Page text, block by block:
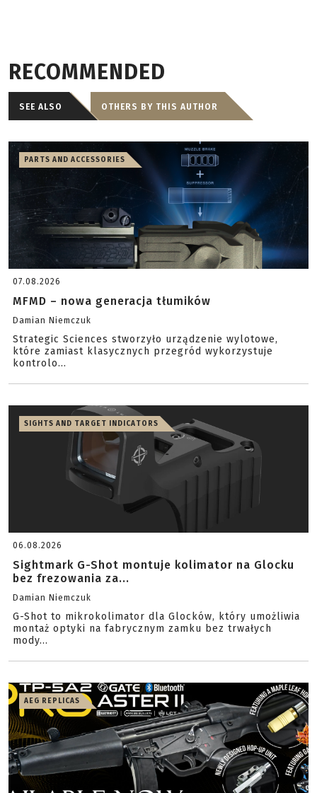
RECOMMENDED
SEE ALSO OTHERS BY THIS AUTHOR
PARTS AND ACCESSORIES
07.08.2026
MFMD – nowa generacja tłumików
Damian Niemczuk
Strategic Sciences stworzyło urządzenie wylotowe,
które zamiast klasycznych przegród wykorzystuje
kontrolo...
SIGHTS AND TARGET INDICATORS
06.08.2026
Sightmark G-Shot montuje kolimator na Glocku
bez frezowania za...
Damian Niemczuk
G-Shot to mikrokolimator dla Glocków, który umożliwia
montaż optyki na fabrycznym zamku bez trwałych
mody...
AEG REPLICAS